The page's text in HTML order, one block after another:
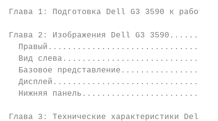
Глава 1: Подготовка Dell G3
Глава 2: Изображения Dell G3
Вид
Базовое
Нижняя
Глава 3: Технические